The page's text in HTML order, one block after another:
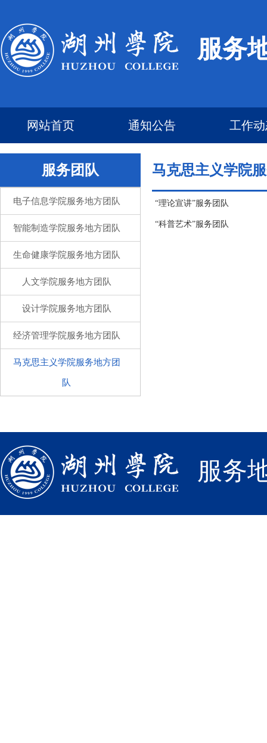
服务
网站首页 通知公告 工作
服务团队
电子信息学院服务地方团队
智能制造学院服务地方团队
生命健康学院服务地方团队
人文学院服务地方团队
设计学院服务地方团队
经济管理学院服务地方团队
马克思主义学院服务地方团
队
马克思主义学院
“理论宣讲”服务团队
“科普艺术”服务团队
服务